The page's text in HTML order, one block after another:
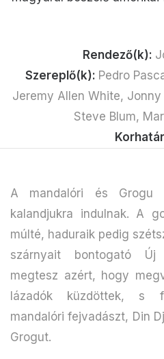
Rendező(k):
Szereplő(k): Pedro
Jeremy Allen White,
Steve Blum,
A mandalóri és Grogu
kalandjukra indulnak. A
múlté, haduraik pedig
szárnyait bontogató Új
megtesz azért, hogy
lázadók küzdöttek, s
mandalóri fejvadászt, Din
Grogut.